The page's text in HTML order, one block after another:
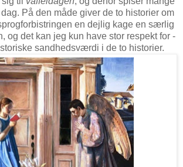
På den måde giver de to historier om
en dejlig kage en særlig
og det kan jeg kun have stor respekt for -
sandhedsværdi i de to historier.